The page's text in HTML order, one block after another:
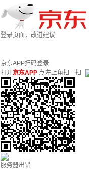
登录页面，改进建议
京东APP扫码登录
打开京东APP 点左上角扫一扫
服务器出错